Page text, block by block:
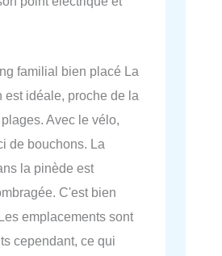
familial bien placé La
est idéale, proche de la
Avec le vélo,
de bouchons. La
la pinède est
C'est bien
emplacements sont
cependant, ce qui